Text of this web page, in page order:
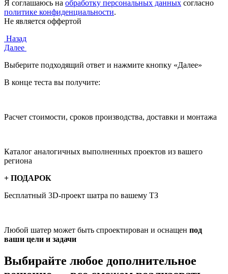
Я соглашаюсь на обработку персональных данных согласно
политике конфиденциальности.
Не является оффертой
Назад
Далее
Выберите подходящий ответ и нажмите кнопку «Далее»
В конце теста вы получите:
Расчет стоимости, сроков производства, доставки и монтажа
Каталог аналогичных выполненных проектов из вашего
региона
+ ПОДАРОК
Бесплатный 3D-проект шатра по вашему ТЗ
Любой шатер может быть спроектирован и оснащен под
ваши цели и задачи
Выбирайте любое дополнительное